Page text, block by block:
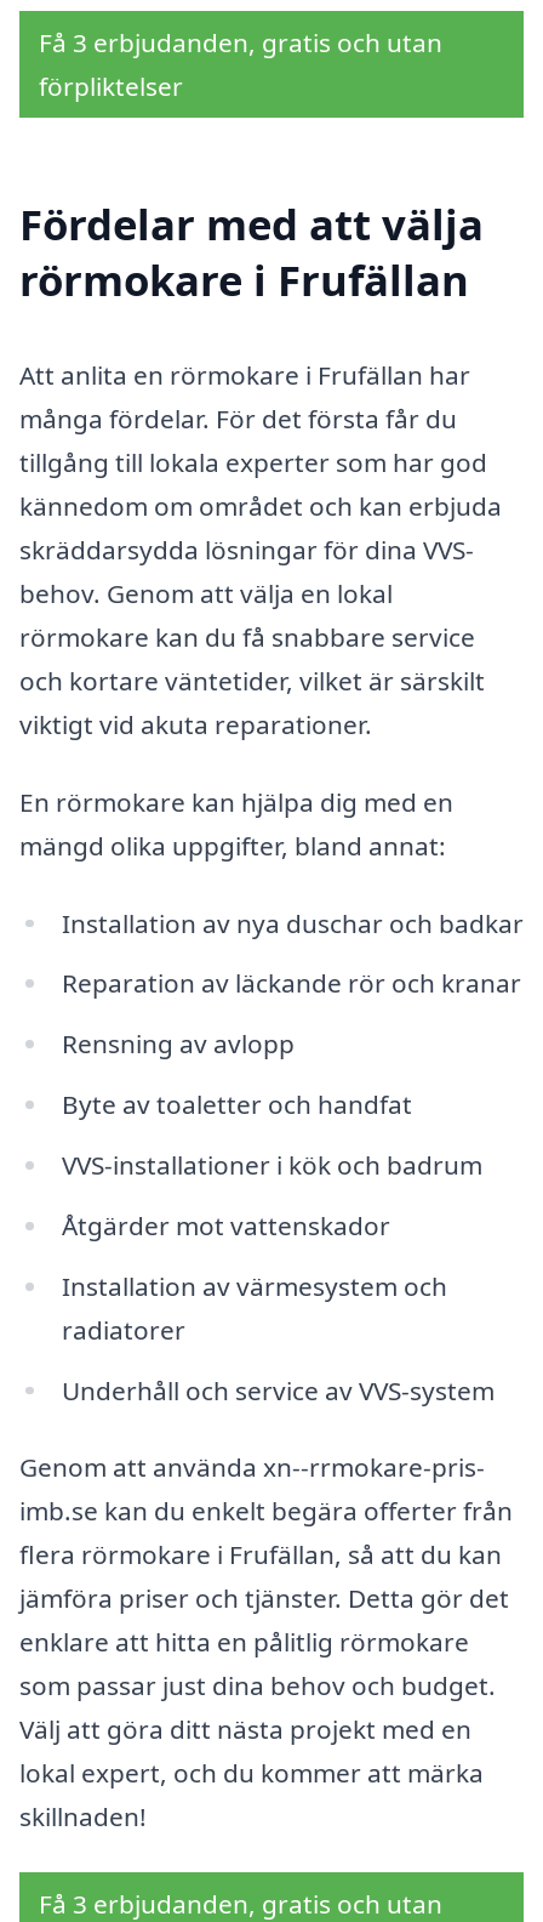
Få 3 erbjudanden, gratis och utan
förpliktelser
Fördelar med att välja
rörmokare i Frufällan
Att anlita en rörmokare i Frufällan har
många fördelar. För det första får du
tillgång till lokala experter som har god
kännedom om området och kan erbjuda
skräddarsydda lösningar för dina VVS-
behov. Genom att välja en lokal
rörmokare kan du få snabbare service
och kortare väntetider, vilket är särskilt
viktigt vid akuta reparationer.
En rörmokare kan hjälpa dig med en
mängd olika uppgifter, bland annat:
Installation av nya duschar och badkar
Reparation av läckande rör och kranar
Rensning av avlopp
Byte av toaletter och handfat
VVS-installationer i kök och badrum
Åtgärder mot vattenskador
Installation av värmesystem och
radiatorer
Underhåll och service av VVS-system
Genom att använda xn--rrmokare-pris-
imb.se kan du enkelt begära offerter från
flera rörmokare i Frufällan, så att du kan
jämföra priser och tjänster. Detta gör det
enklare att hitta en pålitlig rörmokare
som passar just dina behov och budget.
Välj att göra ditt nästa projekt med en
lokal expert, och du kommer att märka
skillnaden!
Få 3 erbjudanden, gratis och utan